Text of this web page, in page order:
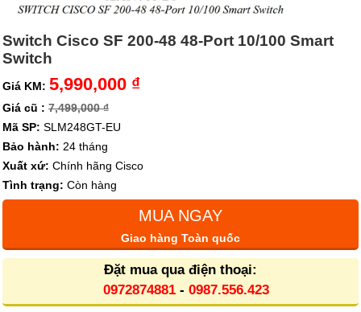
Switch Cisco SF 200-48 48-Port 10/100 Smart
Switch
Giá KM: 5,990,000 ₫
Giá cũ : 7,499,000 ₫
Mã SP: SLM248GT-EU
Bảo hành: 24 tháng
Xuất xứ: Chính hãng Cisco
Tình trạng: Còn hàng
MUA NGAY
Giao hàng Toàn quốc
Đặt mua qua điện thoại:
0972874881- 0987.556.423